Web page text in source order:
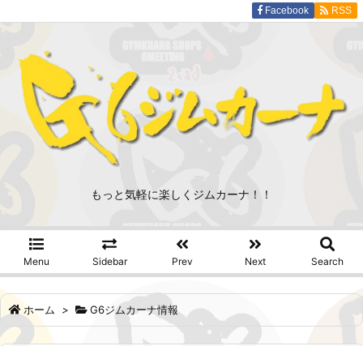
もっと気軽に楽しくジムカーナ！！
Menu Sidebar Prev Next Search
Facebook RSS
ホーム > G6ジムカーナ情報